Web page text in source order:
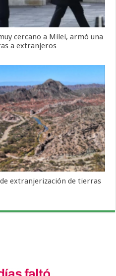
cercano a Milei, armó una
a extranjeros
extranjerización de tierras